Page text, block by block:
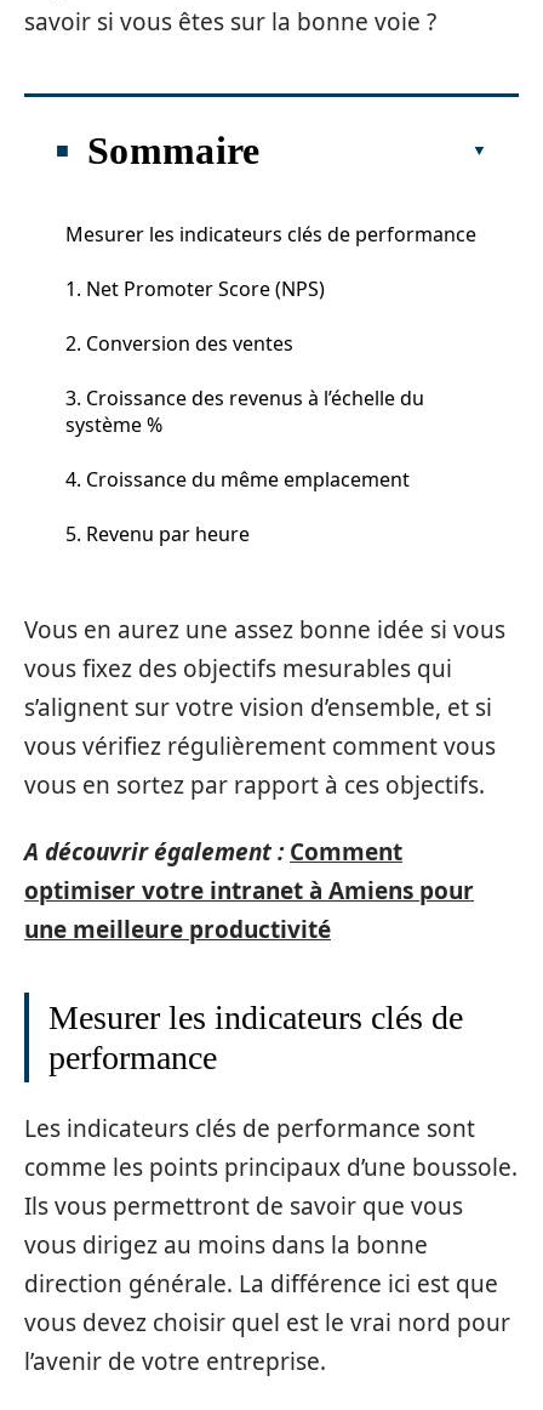
savoir si vous êtes sur la bonne voie ?
Sommaire
Mesurer les indicateurs clés de performance
1. Net Promoter Score (NPS)
2. Conversion des ventes
3. Croissance des revenus à l’échelle du
système %
4. Croissance du même emplacement
5. Revenu par heure
Vous en aurez une assez bonne idée si vous
vous fixez des objectifs mesurables qui
s’alignent sur votre vision d’ensemble, et si
vous vérifiez régulièrement comment vous
vous en sortez par rapport à ces objectifs.
A découvrir également : Comment
optimiser votre intranet à Amiens pour
une meilleure productivité
Mesurer les indicateurs clés de
performance
Les indicateurs clés de performance sont
comme les points principaux d’une boussole.
Ils vous permettront de savoir que vous
vous dirigez au moins dans la bonne
direction générale. La différence ici est que
vous devez choisir quel est le vrai nord pour
l’avenir de votre entreprise.